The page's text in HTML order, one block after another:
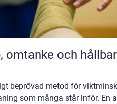
beprövad metod för
som många står inför. En